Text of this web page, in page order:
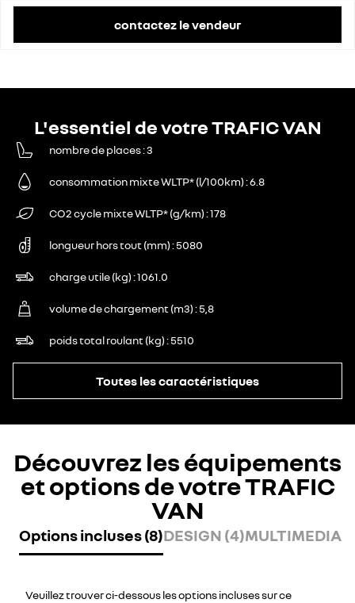
contactez le vendeur
L'essentiel de votre TRAFIC VAN
nombre de places 3
consommation mixte WLTP* (l/100km) 6.8
CO2 cycle mixte WLTP* (g/km) 178
longueur hors tout (mm) 5080
charge utile (kg) 1061.0
volume de chargement (m3) 5,8
poids total roulant (kg) 5510
Toutes les caractéristiques
Découvrez les équipements
et options de votre TRAFIC
VAN
Options incluses (8)DESIGN (4)MULTIMEDIA
Veuillez trouver ci-dessous les options incluses sur ce